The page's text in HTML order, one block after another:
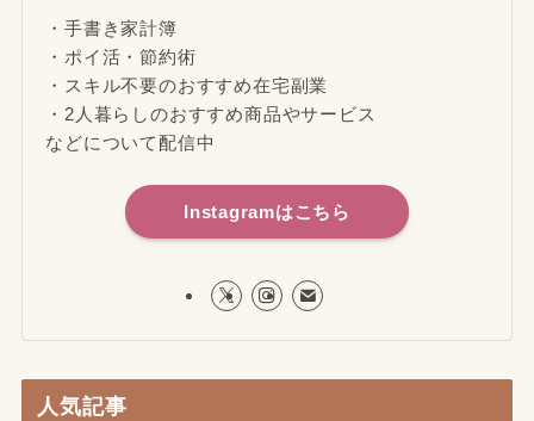
・手書き家計簿
・ポイ活・節約術
・スキル不要のおすすめ在宅副業
・2人暮らしのおすすめ商品やサービス
などについて配信中
Instagramはこちら
人気記事